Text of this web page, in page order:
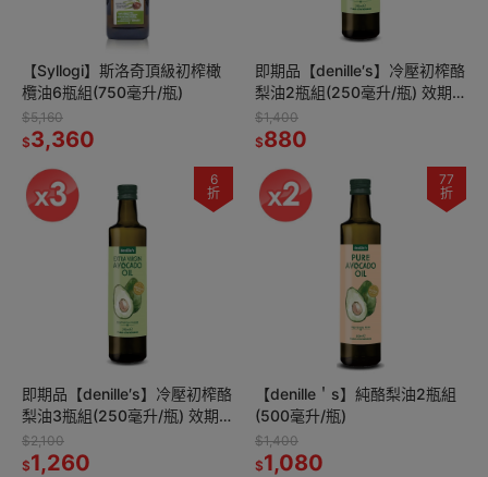
【Syllogi】斯洛奇頂級初榨橄
欖油6瓶組(750毫升/瓶)
$5,160
$3,360
即期品【denille′s】冷壓初榨酪
梨油2瓶組(250毫升/瓶) 效期
2027/01
$1,400
$880
6
折
即期品【denille′s】冷壓初榨酪
梨油3瓶組(250毫升/瓶) 效期
2027/01
$2,100
$1,260
77
折
【denille＇s】純酪梨油2瓶組
(500毫升/瓶)
$1,400
$1,080